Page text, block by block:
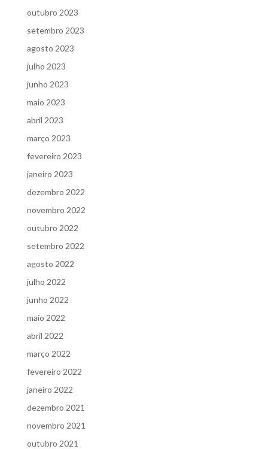
outubro 2023
setembro 2023
agosto 2023
julho 2023
junho 2023
maio 2023
abril 2023
março 2023
fevereiro 2023
janeiro 2023
dezembro 2022
novembro 2022
outubro 2022
setembro 2022
agosto 2022
julho 2022
junho 2022
maio 2022
abril 2022
março 2022
fevereiro 2022
janeiro 2022
dezembro 2021
novembro 2021
outubro 2021